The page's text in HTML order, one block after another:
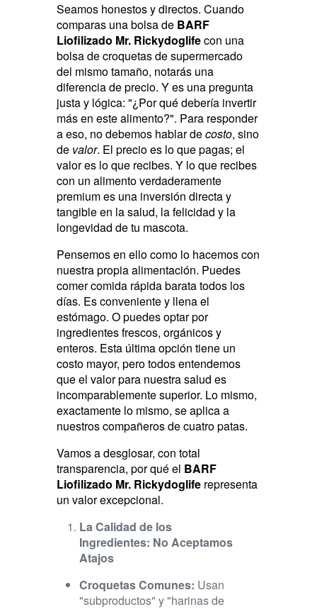
Seamos honestos y directos. Cuando
comparas una bolsa de BARF
Liofilizado Mr. Rickydoglifecon una
bolsa de croquetas de supermercado
del mismo tamaño, notarás una
diferencia de precio. Y es una pregunta
justa y lógica: "¿Por qué debería invertir
más en este alimento?". Para responder
a eso, no debemos hablar decosto, sino
de valor. El precio es lo que pagas; el
valor es lo que recibes. Y lo que recibes
con un alimento verdaderamente
premium es una inversión directa y
tangible en la salud, la felicidad y la
longevidad de tu mascota.
Pensemos en ello como lo hacemos con
nuestra propia alimentación. Puedes
comer comida rápida barata todos los
días. Es conveniente y llena el
estómago. O puedes optar por
ingredientes frescos, orgánicos y
enteros. Esta última opción tiene un
costo mayor, pero todos entendemos
que el valor para nuestra salud es
incomparablemente superior. Lo mismo,
exactamente lo mismo, se aplica a
nuestros compañeros de cuatro patas.
Vamos a desglosar, con total
transparencia, por qué el BARF
Liofilizado Mr. Rickydoglife representa
un valor excepcional.
La Calidad de los
Ingredientes: No Aceptamos
Atajos
Croquetas Comunes: Usan
"subproductos" y "harinas de